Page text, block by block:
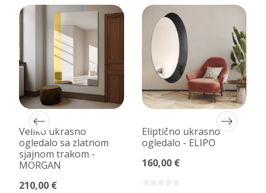
Veliko ukrasno
ogledalo sa zlatnom
sjajnom trakom -
MORGAN
210,00 €
Eliptično ukrasno
ogledalo - ELIPO
160,00 €